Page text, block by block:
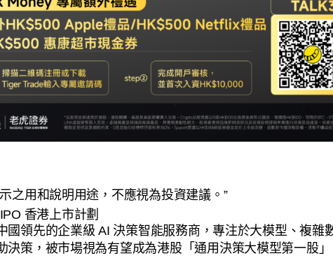
之用和說明用途，不應視為投資建議。”
香港上市計劃
國領先的企業級 AI 決策智能服務商，專注於大模型、複雜
決策，被市場視為有望成為港股「通用決策大模型第一股